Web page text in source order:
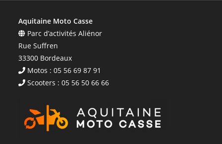
Aquitaine Moto Casse
Parc d’activités Aliénor
Rue Suffren
33300 Bordeaux
Motos : 05 56 69 87 91
Scooters : 05 56 50 66 66